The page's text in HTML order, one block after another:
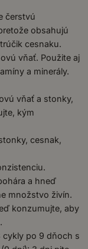
čerstvú
obsahujú
cesnaku.
vňať. Použite aj
a minerály.
vňať a stonky,
kým
cesnak,
a hneď
množstvo živín.
konzumujte, aby
cykly po 9 dňoch s